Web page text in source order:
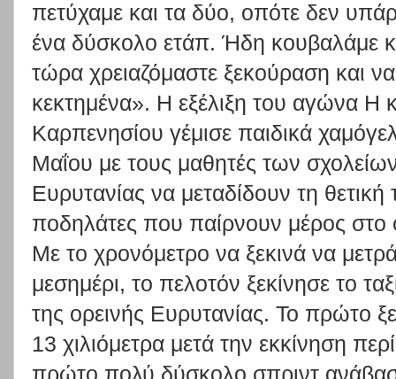
πετύχαμε και τα δύο, οπότε δεν
ένα δύσκολο ετάπ. Ήδη κουβαλάμε
τώρα χρειαζόμαστε ξεκούραση και
κεκτημένα». Η εξέλιξη του αγώνα Η
Καρπενησίου γέμισε παιδικά
Μαΐου με τους μαθητές των
Ευρυτανίας να μεταδίδουν τη θετική
ποδηλάτες που παίρνουν μέρος
Με το χρονόμετρο να ξεκινά να
μεσημέρι, το πελοτόν ξεκίνησε το
της ορεινής Ευρυτανίας. Το πρώτο
13 χιλιόμετρα μετά την εκκίνηση